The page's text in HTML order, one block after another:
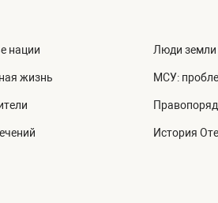
нации
жизнь
Люди земли
МСУ:
История